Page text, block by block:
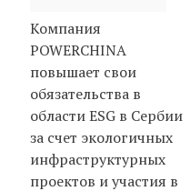
Компания
POWERCHINA
повышает свои
обязательства в
области ESG в Сербии
за счет экологичных
инфраструктурных
проектов и участия в